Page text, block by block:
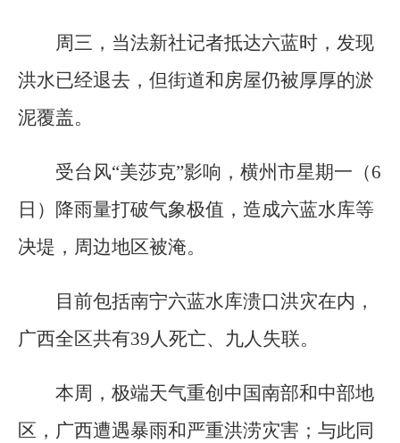
周三，当法新社记者抵达六蓝时，发现
洪水已经退去，但街道和房屋仍被厚厚的淤
泥覆盖。
受台风“美莎克”影响，横州市星期一（6
日）降雨量打破气象极值，造成六蓝水库等
决堤，周边地区被淹。
目前包括南宁六蓝水库溃口洪灾在内，
广西全区共有39人死亡、九人失联。
本周，极端天气重创中国南部和中部地
区，广西遭遇暴雨和严重洪涝灾害；与此同